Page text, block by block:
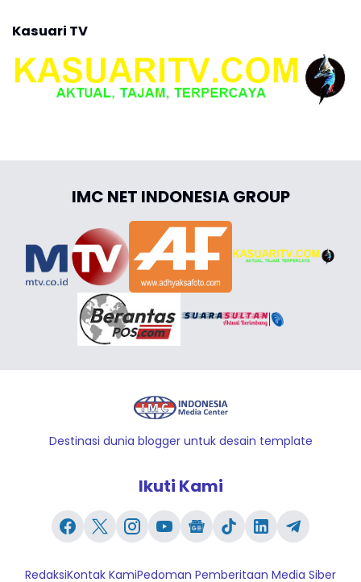
Kasuari TV
IMC NET INDONESIA GROUP
Destinasi dunia blogger untuk desain template
Ikuti Kami
RedaksiKontak KamiPedoman Pemberitaan Media Siber